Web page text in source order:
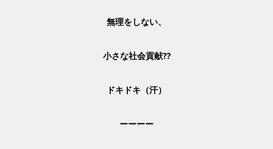
無理をしない、
小さな社会貢献⁇
ドキドキ（汗）
ーーーー